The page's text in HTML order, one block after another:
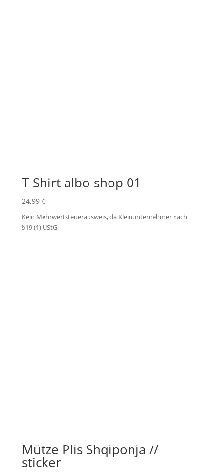
T-Shirt albo-shop 01
24,99 €
Kein Mehrwertsteuerausweis, da Kleinunternehmer nach
§19 (1) UStG.
Mütze Plis Shqiponja //
sticker